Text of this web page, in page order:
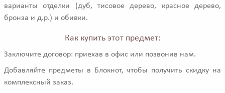
варианты отделки (дуб, тисовое дерево, красное дерево,
бронза и д.р.) и обивки.
Как купить этот предмет:
Заключите договор: приехав в офис или позвонив нам.
Добавляйте предметы в Блокнот, чтобы получить скидку на
комплексный заказ.